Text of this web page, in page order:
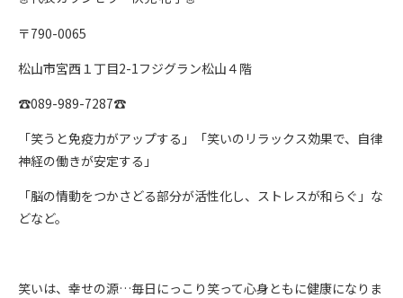
〒790-0065
松山市宮西１丁目2-1 フジグラン松山４階
☎︎089-989-7287☎︎
「笑うと免疫力がアップする」「笑いのリラックス効果で、自律
神経の働きが安定する」
「脳の情動をつかさどる部分が活性化し、ストレスが和らぐ」な
どなど。
笑いは、幸せの源…毎日にっこり笑って心身ともに健康になりま